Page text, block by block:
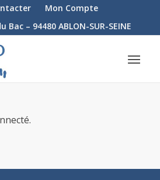
Mon Compte
Bac – 94480 ABLON-SUR-SEINE